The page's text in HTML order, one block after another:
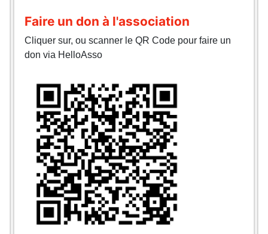
Faire un don à l'association
Cliquer sur, ou scanner le QR Code pour faire un
don via HelloAsso